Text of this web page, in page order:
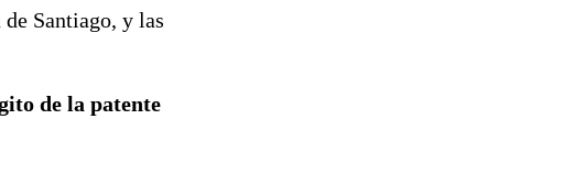
Santiago, y las
de la patente